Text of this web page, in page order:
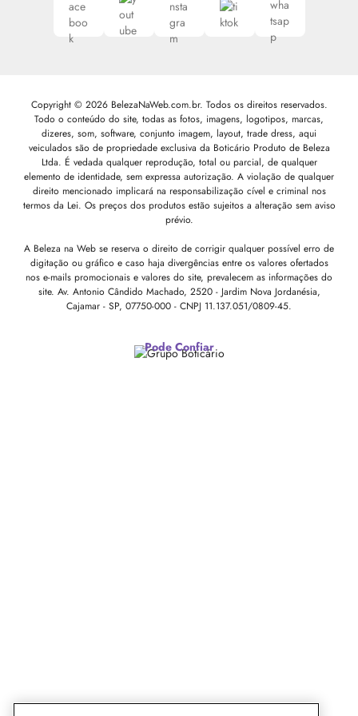
Copyright © 2026 BelezaNaWeb.com.br. Todos os direitos reservados.
Todo o conteúdo do site, todas as fotos, imagens, logotipos, marcas,
dizeres, som, software, conjunto imagem, layout, trade dress, aqui
veiculados são de propriedade exclusiva da Boticário Produto de Beleza
Ltda. É vedada qualquer reprodução, total ou parcial, de qualquer
elemento de identidade, sem expressa autorização. A violação de qualquer
direito mencionado implicará na responsabilização cível e criminal nos
termos da Lei. Os preços dos produtos estão sujeitos a alteração sem aviso
prévio.
A Beleza na Web se reserva o direito de corrigir qualquer possível erro de
digitação ou gráfico e caso haja divergências entre os valores ofertados
nos e-mails promocionais e valores do site, prevalecem as informações do
site. Av. Antonio Cândido Machado, 2520 - Jardim Nova Jordanésia,
Cajamar - SP, 07750-000 - CNPJ 11.137.051/0809-45.
Pode Confiar